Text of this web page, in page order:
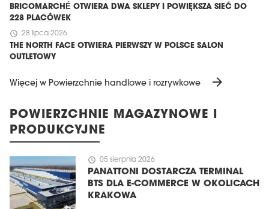
BRICOMARCHÉ OTWIERA DWA SKLEPY I POWIĘKSZA SIEĆ DO
228 PLACÓWEK
schedule 28 lipca 2026
THE NORTH FACE OTWIERA PIERWSZY W POLSCE SALON
OUTLETOWY
Więcej w Powierzchnie handlowe i rozrywkowe arrow_forward
POWIERZCHNIE MAGAZYNOWE I
PRODUKCYJNE
schedule 05 sierpnia 2026
PANATTONI DOSTARCZA TERMINAL
BTS DLA E-COMMERCE W OKOLICACH
KRAKOWA